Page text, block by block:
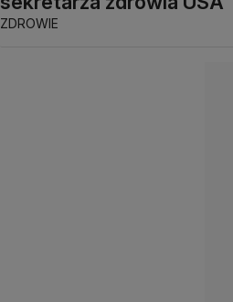
ZDROWIE